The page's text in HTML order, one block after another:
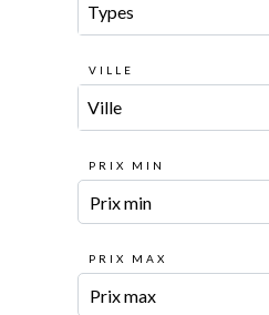
Types
VILLE
Ville
PRIX MIN
PRIX MAX